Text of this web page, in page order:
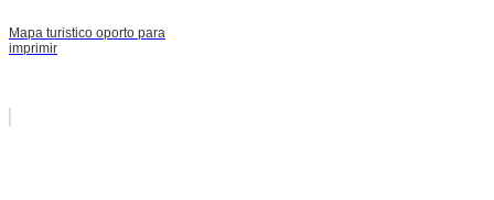
Mapa turistico oporto para
imprimir